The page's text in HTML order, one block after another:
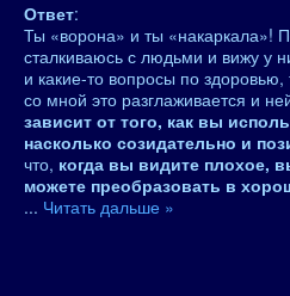
Ответ:
Ты «ворона» и ты «накаркала»!
сталкиваюсь с людьми и вижу у
и какие-то вопросы по
со мной это разглаживается и
зависит от того, как вы
насколько созидательно и
что, когда вы видите плохое,
можете преобразовать в
... Читать дальше »